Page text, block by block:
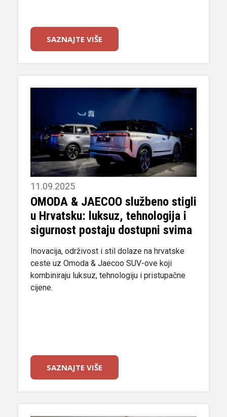
SAZNAJTE VIŠE
11.09.2025
OMODA & JAECOO službeno stigli
u Hrvatsku: luksuz, tehnologija i
sigurnost postaju dostupni svima
Inovacija, održivost i stil dolaze na hrvatske
ceste uz Omoda & Jaecoo SUV-ove koji
kombiniraju luksuz, tehnologiju i pristupačne
cijene.
SAZNAJTE VIŠE